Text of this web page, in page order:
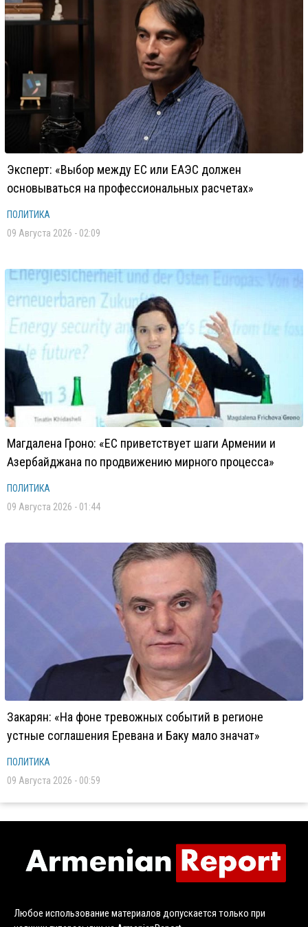
Эксперт: «Выбор между ЕС или ЕАЭС должен
основываться на профессиональных расчетах»
ПОЛИТИКА
09 Августа 2026 - 02:09
Магдалена Гроно: «ЕС приветствует шаги Армении и
Азербайджана по продвижению мирного процесса»
ПОЛИТИКА
09 Августа 2026 - 01:44
Закарян: «На фоне тревожных событий в регионе
устные соглашения Еревана и Баку мало значат»
ПОЛИТИКА
09 Августа 2026 - 00:59
Любое использование материалов допускается только при